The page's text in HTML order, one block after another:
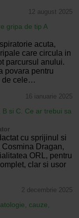
12 august 2025
gripa de tip A
acuta,
care circula in
parcursul anului.
povara pentru
de cele…
16 ianuarie 2025
si C. Ce ar trebui sa
cu sprijinul si
Dragan,
ORL, pentru
clar si usor
2 decembrie 2025
cauze,